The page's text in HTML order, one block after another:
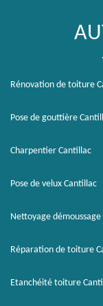
Rénovation de toiture
Pose de gouttière
Charpentier Cantillac
Pose de velux Cantillac
Nettoyage
Réparation de toiture
Etanchéité toiture